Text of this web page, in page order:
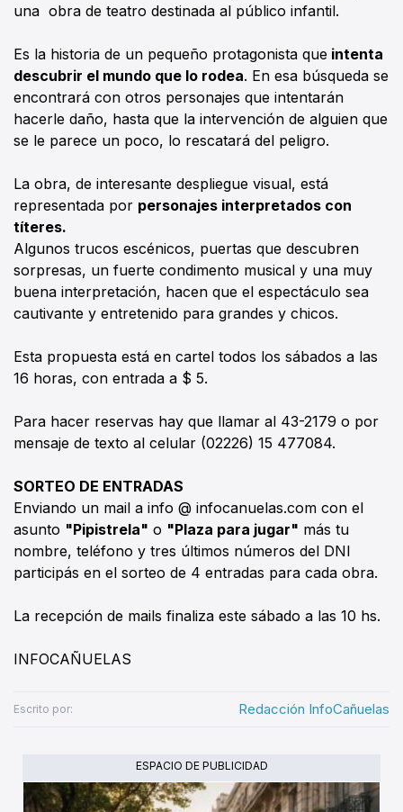
una obra de teatro destinada al público infantil.
Es la historia de un pequeño protagonista que intenta
descubrir el mundo que lo rodea. En esa búsqueda se
encontrará con otros personajes que intentarán
hacerle daño, hasta que la intervención de alguien que
se le parece un poco, lo rescatará del peligro.
La obra, de interesante despliegue visual, está
representada por personajes interpretados con
títeres.
Algunos trucos escénicos, puertas que descubren
sorpresas, un fuerte condimento musical y una muy
buena interpretación, hacen que el espectáculo sea
cautivante y entretenido para grandes y chicos.
Esta propuesta está en cartel todos los sábados a las
16 horas, con entrada a $ 5.
Para hacer reservas hay que llamar al 43-2179 o por
mensaje de texto al celular (02226) 15 477084.
SORTEO DE ENTRADAS
Enviando un mail a info @ infocanuelas.com con el
asunto "Pipistrela" o "Plaza para jugar" más tu
nombre, teléfono y tres últimos números del DNI
participás en el sorteo de 4 entradas para cada obra.
La recepción de mails finaliza este sábado a las 10 hs.
INFOCAÑUELAS
Escrito por: Redacción InfoCañuelas
ESPACIO DE PUBLICIDAD